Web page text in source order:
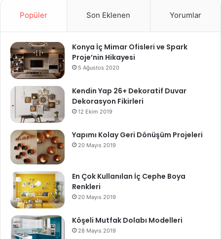
Popüler Son Eklenen Yorumlar
Konya İç Mimar Ofisleri ve Spark
Proje’nin Hikayesi
5 Ağustos 2020
Kendin Yap 26+ Dekoratif Duvar
Dekorasyon Fikirleri
12 Ekim 2019
Yapımı Kolay Geri Dönüşüm Projeleri
20 Mayıs 2019
En Çok Kullanılan İç Cephe Boya
Renkleri
20 Mayıs 2019
Köşeli Mutfak Dolabı Modelleri
28 Mayıs 2019